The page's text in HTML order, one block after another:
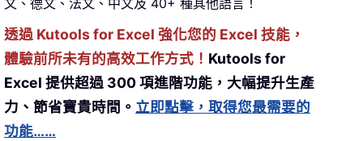
文、德文、法文、中文及 40+ 種其他語言！
透過 Kutools for Excel 強化您的 Excel 技能，
體驗前所未有的高效工作方式！ Kutools for
Excel 提供超過 300 項進階功能，大幅提升生產
力、節省寶貴時間。 立即點擊，取得您最需要的
功能……